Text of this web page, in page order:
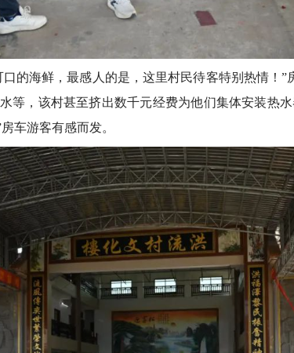
海鲜，最感人的是，这里村民待客特别热情！”
等，该村甚至挤出数千元经费为他们集体安装热
车游客有感而发。